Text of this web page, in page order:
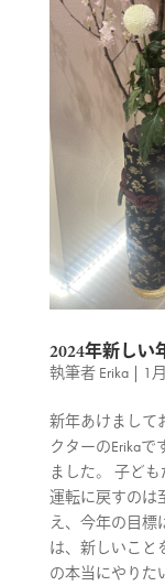
2024年新し
執筆者 Erika| 1
新年あけまして
クターのErika
ました。 子ど
運転に戻すのは
え、今年の目標
は、新しいこと
の本当にやりた